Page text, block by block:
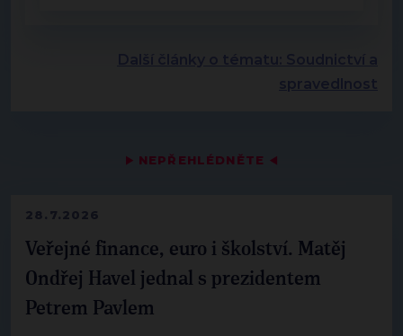
▶ NEPŘEHLÉDNĚTE ◀
28.7.2026
Veřejné finance, euro i školství. Matěj
Ondřej Havel jednal s prezidentem
Petrem Pavlem